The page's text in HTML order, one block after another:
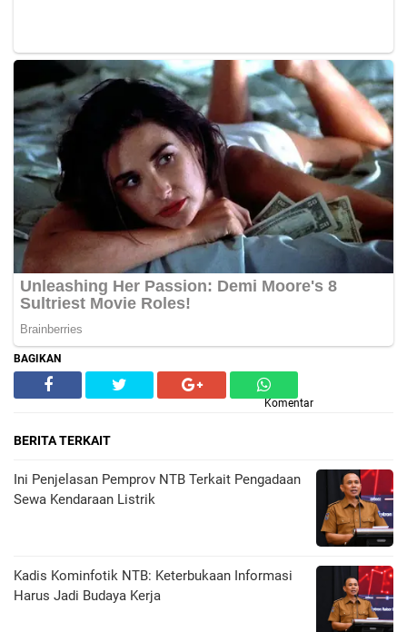
BAGIKAN
Komentar
BERITA TERKAIT
Ini Penjelasan Pemprov NTB Terkait Pengadaan
Sewa Kendaraan Listrik
Kadis Kominfotik NTB: Keterbukaan Informasi
Harus Jadi Budaya Kerja